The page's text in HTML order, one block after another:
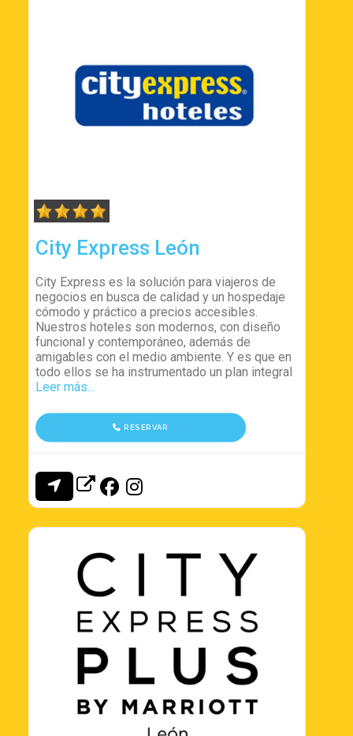
City Express León
City Express es la solución para viajeros de
negocios en busca de calidad y un hospedaje
cómodo y práctico a precios accesibles.
Nuestros hoteles son modernos, con diseño
funcional y contemporáneo, además de
amigables con el medio ambiente. Y es que en
todo ellos se ha instrumentado un plan integral
Leer más...
RESERVAR